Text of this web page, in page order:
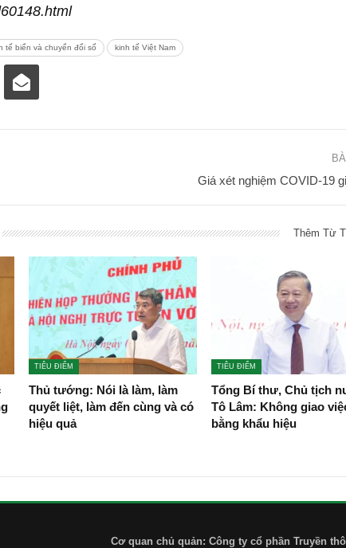
tế biển và chuyển đổi số kinh tế Việt Nam
Giá xét nghiệm COVID-19
Thêm Từ
TIÊU ĐIỂM
Thủ tướng: Nói là làm, làm
quyết liệt, làm đến cùng và có
hiệu quả
TIÊU ĐIỂM
Tổng Bí thư, Chủ tịch
Tô Lâm: Không giao
bằng khẩu hiệu
Cơ quan chủ quản: Công ty cổ phần Truyền